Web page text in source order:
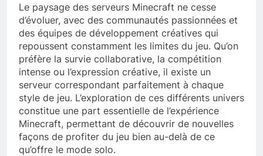
Le paysage des serveurs Minecraft ne cesse
d’évoluer, avec des communautés passionnées et
des équipes de développement créatives qui
repoussent constamment les limites du jeu. Qu’on
préfère la survie collaborative, la compétition
intense ou l’expression créative, il existe un
serveur correspondant parfaitement à chaque
style de jeu. L’exploration de ces différents univers
constitue une part essentielle de l’expérience
Minecraft, permettant de découvrir de nouvelles
façons de profiter du jeu bien au-delà de ce
qu’offre le mode solo.